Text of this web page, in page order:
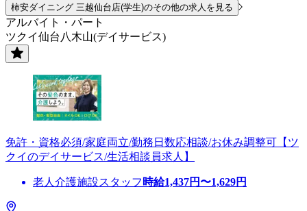
柿安ダイニング 三越仙台店(学生)のその他の求人を見る
アルバイト・パート
ツクイ仙台八木山(デイサービス)
免許・資格必須/家庭両立/勤務日数応相談/お休み調整可【ツ
クイのデイサービス/生活相談員求人】
老人介護施設スタッフ 時給1,437円〜1,629円